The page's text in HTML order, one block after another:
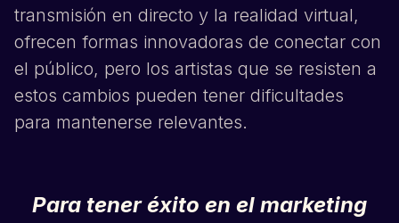
transmisión en directo y la realidad virtual,
ofrecen formas innovadoras de conectar con
el público, pero los artistas que se resisten a
estos cambios pueden tener dificultades
para mantenerse relevantes.
Para tener éxito en el marketing